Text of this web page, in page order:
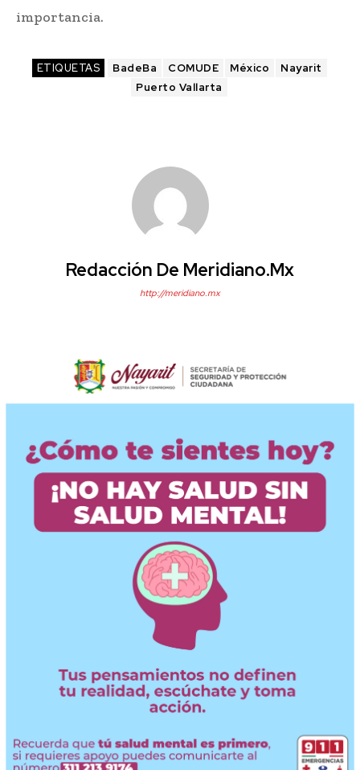
importancia.
ETIQUETAS BadeBa COMUDE México
Nayarit
Puerto Vallarta
Redacción De Meridiano.mx
http://meridiano.mx